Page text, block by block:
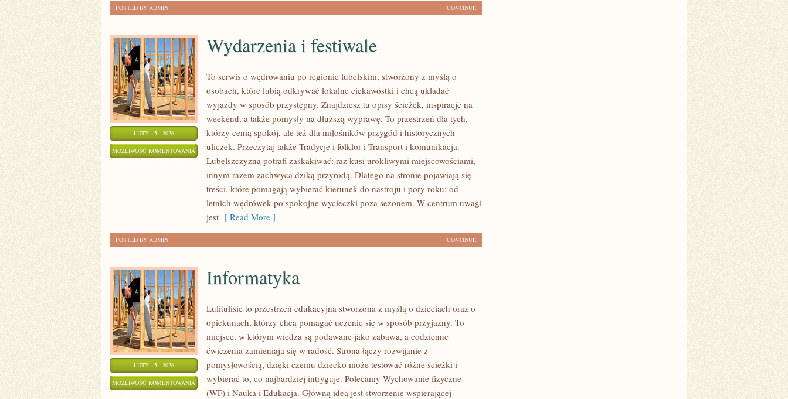
CONTINUE
POSTED BY ADMIN
LUTY - 5 - 2026
MOŻLIWOŚĆ KOMENTOWANIA WYDARZENIA
FESTIWALE
Wydarzenia i festiwale
To serwis o wędrowaniu po regionie lubelskim, stworzony z myślą o
osobach, które lubią odkrywać lokalne ciekawostki i chcą układać
wyjazdy w sposób przystępny. Znajdziesz tu opisy ścieżek, inspiracje na
weekend, a także pomysły na dłuższą wyprawę. To przestrzeń dla tych,
którzy cenią spokój, ale też dla miłośników przygód i historycznych
uliczek. Przeczytaj także Tradycje i folklor i Transport i komunikacja.
Lubelszczyzna potrafi zaskakiwać: raz kusi urokliwymi miejscowościami,
innym razem zachwyca dziką przyrodą. Dlatego na stronie pojawiają się
treści, które pomagają wybierać kierunek do nastroju i pory roku: od
letnich wędrówek po spokojne wycieczki poza sezonem. W centrum uwagi
jest [ Read More ]
CONTINUE
POSTED BY ADMIN
LUTY - 5 - 2026
MOŻLIWOŚĆ KOMENTOWANIA INFORMATYKA
Informatyka
Lulitulisie to przestrzeń edukacyjna stworzona z myślą o dzieciach oraz o
opiekunach, którzy chcą pomagać uczenie się w sposób przyjazny. To
miejsce, w którym wiedza są podawane jako zabawa, a codzienne
ćwiczenia zamieniają się w radość. Strona łączy rozwijanie z
pomysłowością, dzięki czemu dziecko może testować różne ścieżki i
wybierać to, co najbardziej intryguje. Polecamy Wychowanie fizyczne
(WF) i Nauka i Edukacja. Główną ideą jest stworzenie wspierającej